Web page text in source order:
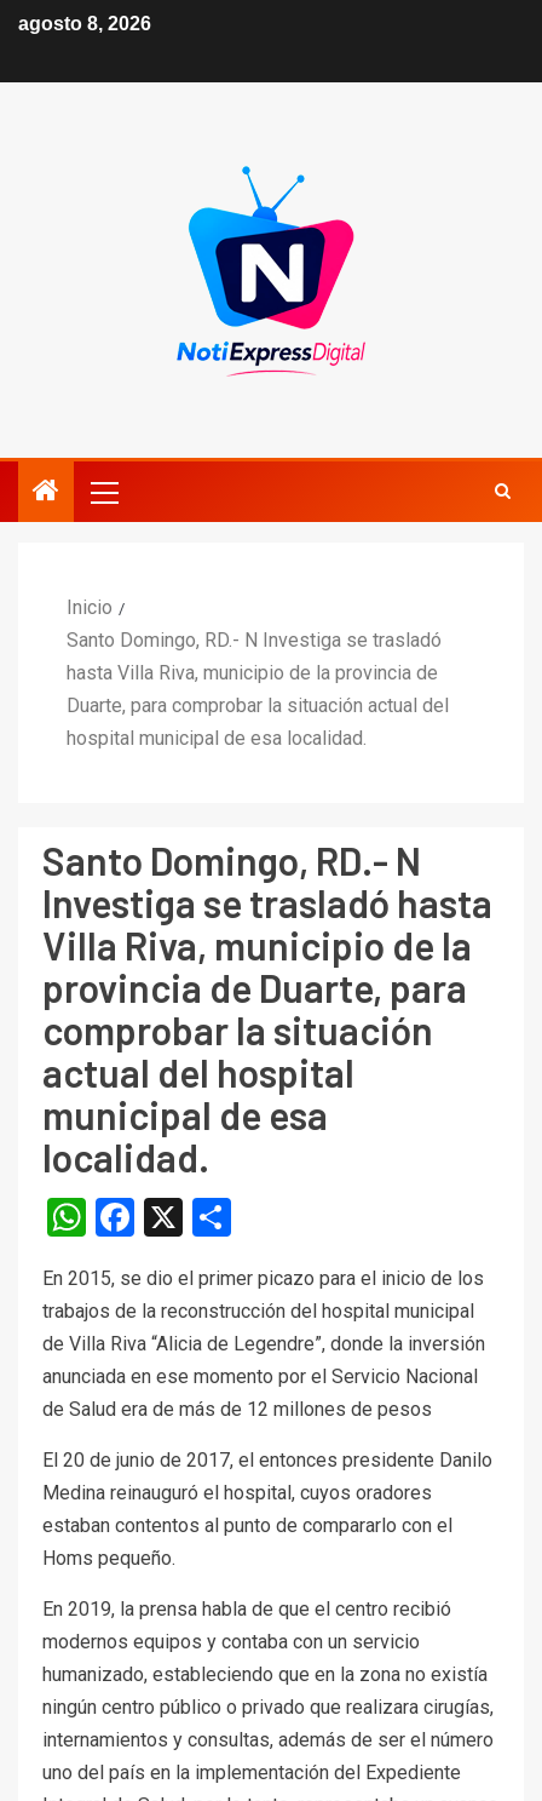
agosto 8, 2026
Inicio
Santo Domingo, RD.- N Investiga se trasladó
hasta Villa Riva, municipio de la provincia de
Duarte, para comprobar la situación actual del
hospital municipal de esa localidad.
Santo Domingo, RD.- N
Investiga se trasladó hasta
Villa Riva, municipio de la
provincia de Duarte, para
comprobar la situación
actual del hospital
municipal de esa
localidad.
WhatsApp
Facebook
X
En 2015, se dio el primer picazo para el inicio de los
trabajos de la reconstrucción del hospital municipal
de Villa Riva “Alicia de Legendre”, donde la inversión
anunciada en ese momento por el Servicio Nacional
de Salud era de más de 12 millones de pesos
El 20 de junio de 2017, el entonces presidente Danilo
Medina reinauguró el hospital, cuyos oradores
estaban contentos al punto de compararlo con el
Homs pequeño.
En 2019, la prensa habla de que el centro recibió
modernos equipos y contaba con un servicio
humanizado, estableciendo que en la zona no existía
ningún centro público o privado que realizara cirugías,
internamientos y consultas, además de ser el número
uno del país en la implementación del Expediente